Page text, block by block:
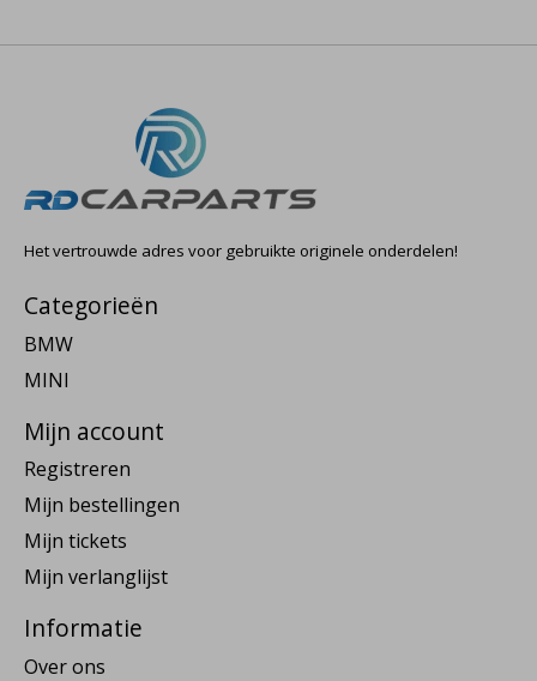
Het vertrouwde adres voor gebruikte originele onderdelen!
Categorieën
BMW
MINI
Mijn account
Registreren
Mijn bestellingen
Mijn tickets
Mijn verlanglijst
Informatie
Over ons